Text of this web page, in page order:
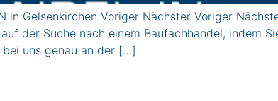
in Gelsenkirchen Voriger Nächster Voriger
der Suche nach einem Baufachhandel, indem
bei uns genau an der […]